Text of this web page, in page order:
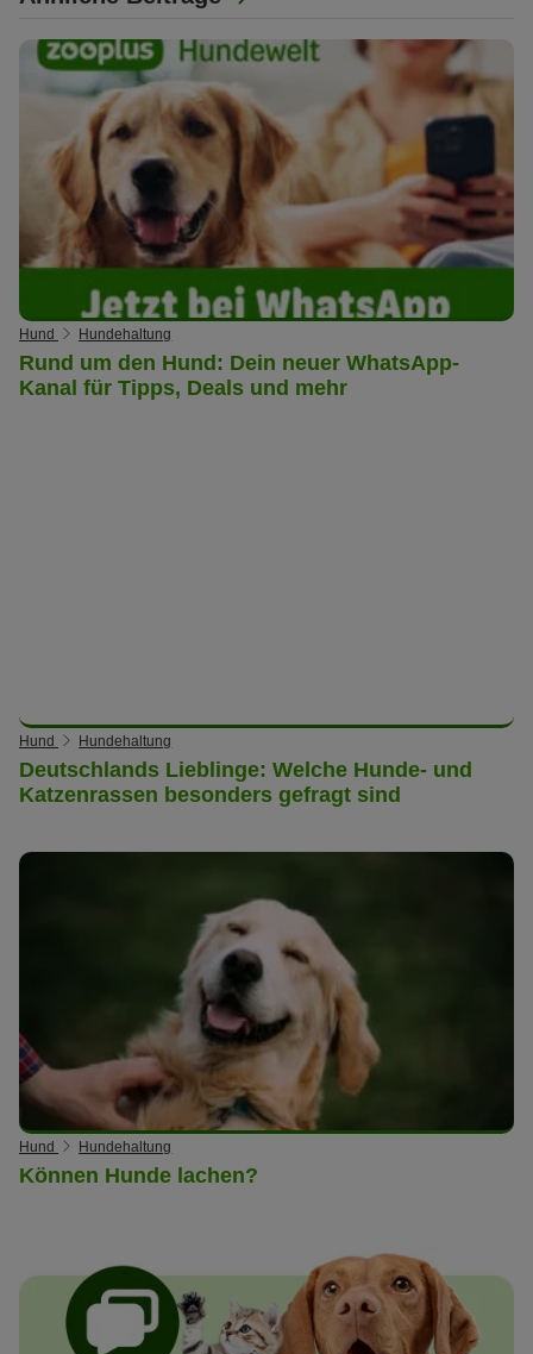
Hund Hundehaltung
Rund um den Hund: Dein neuer WhatsApp-
Kanal für Tipps, Deals und mehr
Hund Hundehaltung
Deutschlands Lieblinge: Welche Hunde- und
Katzenrassen besonders gefragt sind
Hund Hundehaltung
Können Hunde lachen?